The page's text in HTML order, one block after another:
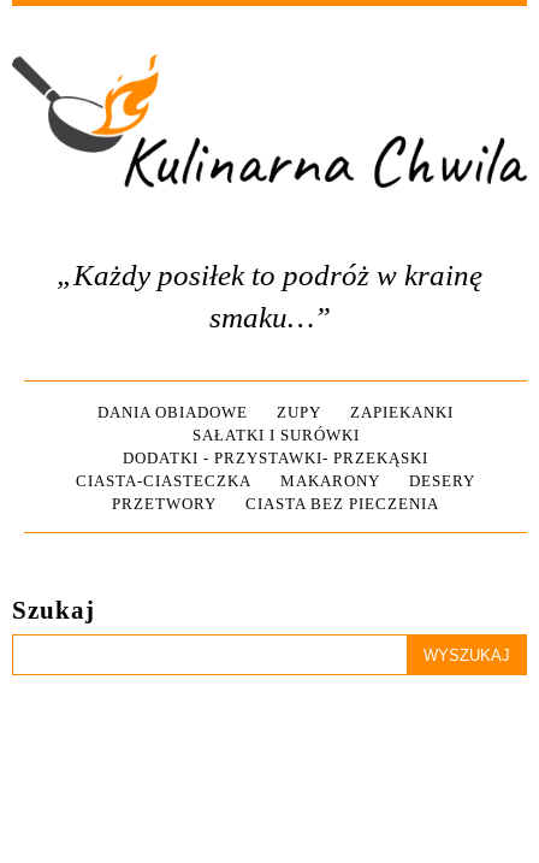
„Każdy posiłek to podróż w krainę
smaku…”
DANIA OBIADOWE ZUPY
ZAPIEKANKI
SAŁATKI I SURÓWKI
DODATKI - PRZYSTAWKI- PRZEKĄSKI
CIASTA-CIASTECZKA
MAKARONY
DESERY
PRZETWORY
CIASTA BEZ PIECZENIA
Szukaj